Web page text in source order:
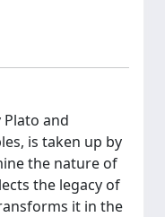
and
is taken up by
the nature of
the legacy of
it in the